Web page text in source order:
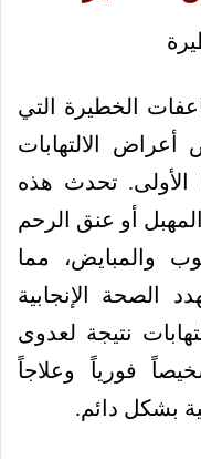
الخطيرة التي
الالتهابات
الأولى. تحدث هذه
أو عنق الرحم
والمبايض، مما
الصحة الإنجابية
نتيجة لعدوى
فورياً وعلاجاً
بشكل دائم.